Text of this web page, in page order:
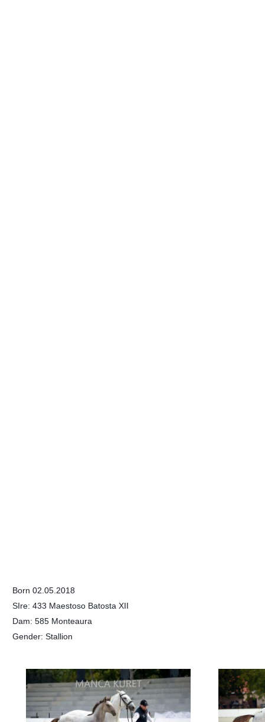
Born 02.05.2018
SIre: 433 Maestoso Batosta XII
Dam: 585 Monteaura
Gender: Stallion